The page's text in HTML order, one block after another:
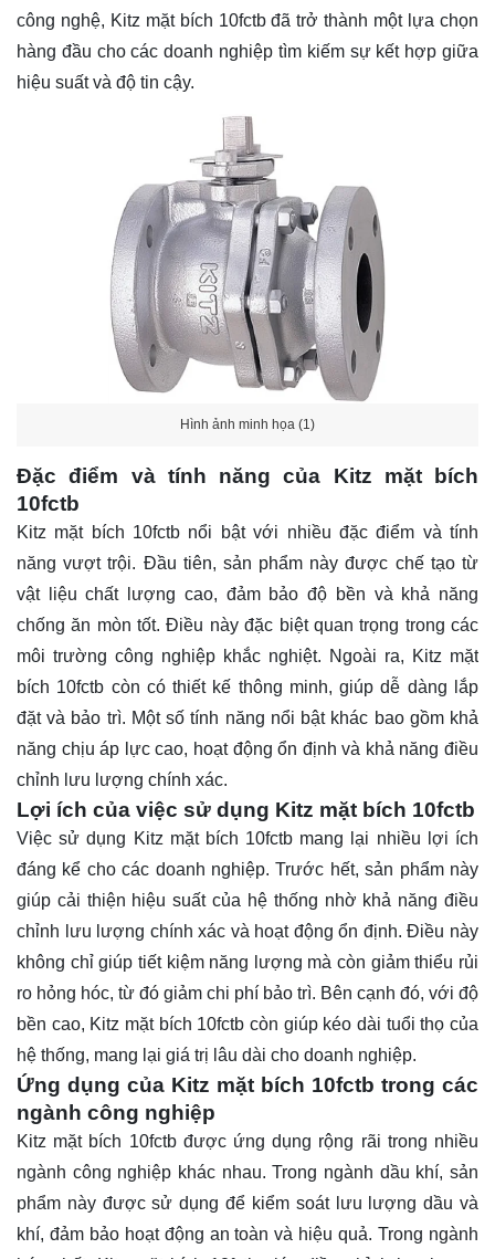
công nghệ, Kitz mặt bích 10fctb đã trở thành một lựa chọn
hàng đầu cho các doanh nghiệp tìm kiếm sự kết hợp giữa
hiệu suất và độ tin cậy.
Hình ảnh minh họa (1)
Đặc điểm và tính năng của Kitz mặt bích
10fctb
Kitz mặt bích 10fctb nổi bật với nhiều đặc điểm và tính
năng vượt trội. Đầu tiên, sản phẩm này được chế tạo từ
vật liệu chất lượng cao, đảm bảo độ bền và khả năng
chống ăn mòn tốt. Điều này đặc biệt quan trọng trong các
môi trường công nghiệp khắc nghiệt. Ngoài ra, Kitz mặt
bích 10fctb còn có thiết kế thông minh, giúp dễ dàng lắp
đặt và bảo trì. Một số tính năng nổi bật khác bao gồm khả
năng chịu áp lực cao, hoạt động ổn định và khả năng điều
chỉnh lưu lượng chính xác.
Lợi ích của việc sử dụng Kitz mặt bích 10fctb
Việc sử dụng Kitz mặt bích 10fctb mang lại nhiều lợi ích
đáng kể cho các doanh nghiệp. Trước hết, sản phẩm này
giúp cải thiện hiệu suất của hệ thống nhờ khả năng điều
chỉnh lưu lượng chính xác và hoạt động ổn định. Điều này
không chỉ giúp tiết kiệm năng lượng mà còn giảm thiểu rủi
ro hỏng hóc, từ đó giảm chi phí bảo trì. Bên cạnh đó, với độ
bền cao, Kitz mặt bích 10fctb còn giúp kéo dài tuổi thọ của
hệ thống, mang lại giá trị lâu dài cho doanh nghiệp.
Ứng dụng của Kitz mặt bích 10fctb trong các
ngành công nghiệp
Kitz mặt bích 10fctb được ứng dụng rộng rãi trong nhiều
ngành công nghiệp khác nhau. Trong ngành dầu khí, sản
phẩm này được sử dụng để kiểm soát lưu lượng dầu và
khí, đảm bảo hoạt động an toàn và hiệu quả. Trong ngành